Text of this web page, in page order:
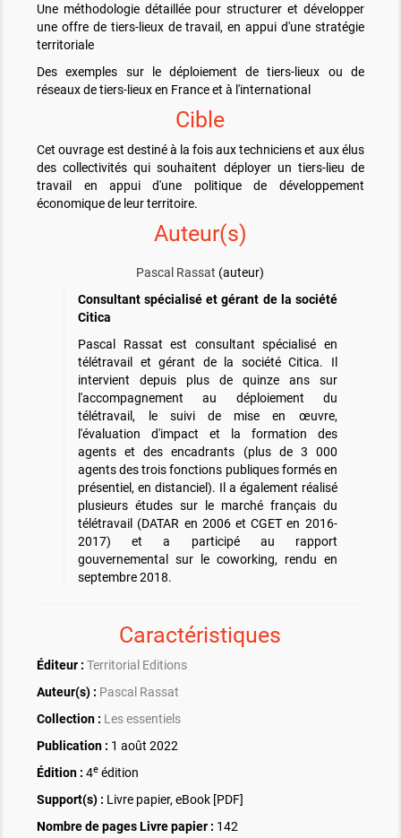
Une méthodologie détaillée pour structurer et développer
une offre de tiers-lieux de travail, en appui d'une stratégie
territoriale
Des exemples sur le déploiement de tiers-lieux ou de
réseaux de tiers-lieux en France et à l'international
Cible
Cet ouvrage est destiné à la fois aux techniciens et aux élus
des collectivités qui souhaitent déployer un tiers-lieu de
travail en appui d'une politique de développement
économique de leur territoire.
Auteur(s)
Pascal Rassat (auteur)
Consultant spécialisé et gérant de la société
Citica
Pascal Rassat est consultant spécialisé en
télétravail et gérant de la société Citica. Il
intervient depuis plus de quinze ans sur
l'accompagnement au déploiement du
télétravail, le suivi de mise en œuvre,
l'évaluation d'impact et la formation des
agents et des encadrants (plus de 3 000
agents des trois fonctions publiques formés en
présentiel, en distanciel). Il a également réalisé
plusieurs études sur le marché français du
télétravail (DATAR en 2006 et CGET en 2016-
2017) et a participé au rapport
gouvernemental sur le coworking, rendu en
septembre 2018.
Caractéristiques
Éditeur : Territorial Editions
Auteur(s) : Pascal Rassat
Collection : Les essentiels
Publication : 1 août 2022
Édition : 4e édition
Support(s) : Livre papier, eBook [PDF]
Nombre de pages Livre papier : 142